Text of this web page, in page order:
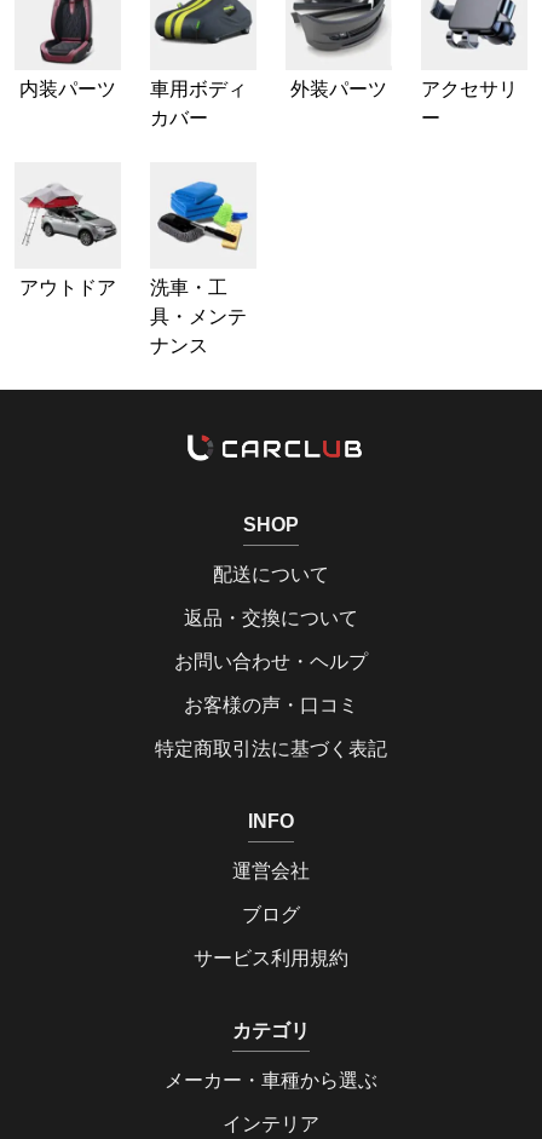
内装パーツ
車用ボディ
カバー
外装パーツ
アクセサリ
ー
アウトドア
洗車・工
具・メンテ
ナンス
SHOP
配送について
返品・交換について
お問い合わせ・ヘルプ
お客様の声・口コミ
特定商取引法に基づく表記
INFO
運営会社
ブログ
サービス利用規約
カテゴリ
メーカー・車種から選ぶ
インテリア